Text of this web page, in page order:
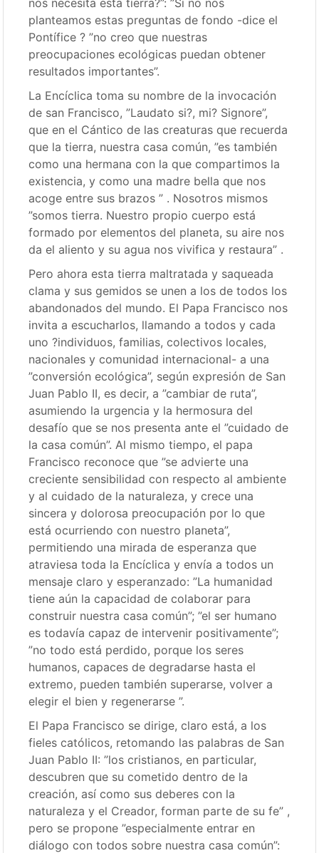
nos necesita esta tierra?”: ”Si no nos
planteamos estas preguntas de fondo -dice el
Pontífice ? ”no creo que nuestras
preocupaciones ecológicas puedan obtener
resultados importantes”.
La Encíclica toma su nombre de la invocación
de san Francisco, ”Laudato si?, mi? Signore”,
que en el Cántico de las creaturas que recuerda
que la tierra, nuestra casa común, ”es también
como una hermana con la que compartimos la
existencia, y como una madre bella que nos
acoge entre sus brazos ” . Nosotros mismos
”somos tierra. Nuestro propio cuerpo está
formado por elementos del planeta, su aire nos
da el aliento y su agua nos vivifica y restaura” .
Pero ahora esta tierra maltratada y saqueada
clama y sus gemidos se unen a los de todos los
abandonados del mundo. El Papa Francisco nos
invita a escucharlos, llamando a todos y cada
uno ?individuos, familias, colectivos locales,
nacionales y comunidad internacional- a una
”conversión ecológica”, según expresión de San
Juan Pablo II, es decir, a ”cambiar de ruta”,
asumiendo la urgencia y la hermosura del
desafío que se nos presenta ante el ”cuidado de
la casa común”. Al mismo tiempo, el papa
Francisco reconoce que ”se advierte una
creciente sensibilidad con respecto al ambiente
y al cuidado de la naturaleza, y crece una
sincera y dolorosa preocupación por lo que
está ocurriendo con nuestro planeta”,
permitiendo una mirada de esperanza que
atraviesa toda la Encíclica y envía a todos un
mensaje claro y esperanzado: ”La humanidad
tiene aún la capacidad de colaborar para
construir nuestra casa común”; ”el ser humano
es todavía capaz de intervenir positivamente”;
”no todo está perdido, porque los seres
humanos, capaces de degradarse hasta el
extremo, pueden también superarse, volver a
elegir el bien y regenerarse ”.
El Papa Francisco se dirige, claro está, a los
fieles católicos, retomando las palabras de San
Juan Pablo II: ”los cristianos, en particular,
descubren que su cometido dentro de la
creación, así como sus deberes con la
naturaleza y el Creador, forman parte de su fe” ,
pero se propone ”especialmente entrar en
diálogo con todos sobre nuestra casa común”: